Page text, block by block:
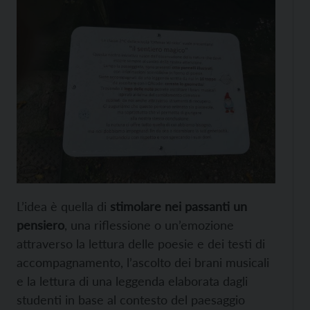
L’idea è quella di stimolare nei passanti un
pensiero , una riflessione o un’emozione
attraverso la lettura delle poesie e dei testi di
accompagnamento, l’ascolto dei brani musicali
e la lettura di una leggenda elaborata dagli
studenti in base al contesto del paesaggio